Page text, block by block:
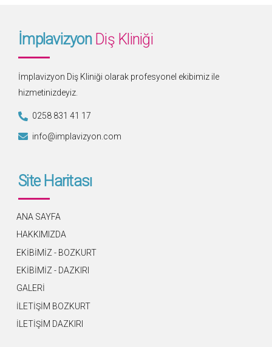
İmplavizyon Diş Kliniği
İmplavizyon Diş Kliniği olarak profesyonel ekibimiz ile
hizmetinizdeyiz.
0258 831 41 17
info@implavizyon.com
Site Haritası
ANA SAYFA
HAKKIMIZDA
EKİBİMİZ - BOZKURT
EKİBİMİZ - DAZKIRI
GALERİ
İLETİŞİM BOZKURT
İLETİŞİM DAZKIRI